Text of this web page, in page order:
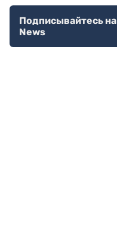
Подписывайтесь на
News